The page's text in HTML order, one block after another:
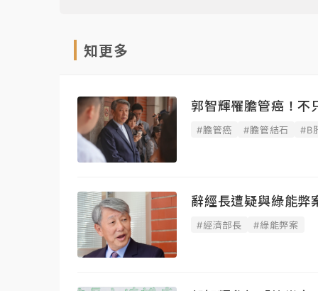
知更多
郭智輝罹膽管癌！
#膽管癌 #膽管結石 #B
辭經長遭疑與綠能
#經濟部長 #綠能弊案